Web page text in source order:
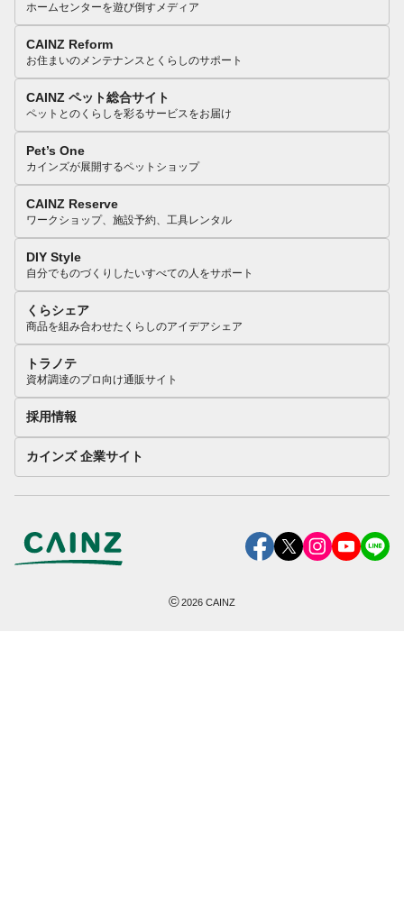
ホームセンターを遊び倒すメディア
CAINZ Reform
お住まいのメンテナンスとくらしのサポート
CAINZ ペット総合サイト
ペットとのくらしを彩るサービスをお届け
Pet’s One
カインズが展開するペットショップ
CAINZ Reserve
ワークショップ、施設予約、工具レンタル
DIY Style
自分でものづくりしたいすべての人をサポート
くらシェア
商品を組み合わせたくらしのアイデアシェア
トラノテ
資材調達のプロ向け通販サイト
採用情報
カインズ 企業サイト
©2026 CAINZ